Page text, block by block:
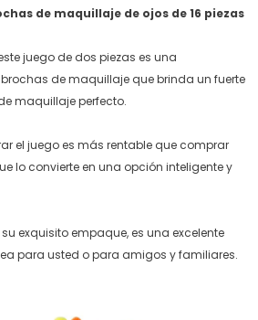
de maquillaje de ojos de 16 piezas
juego de dos piezas es una
de maquillaje que brinda un fuerte
maquillaje perfecto.
el juego es más rentable que comprar
lo convierte en una opción inteligente y
su exquisito empaque, es una excelente
para usted o para amigos y familiares.